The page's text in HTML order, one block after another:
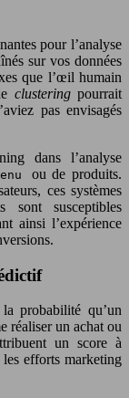
pour l’analyse
sur vos données
que l’œil humain
clustering pourrait
pas envisagés
dans l’analyse
ou de produits.
ces systèmes
sont susceptibles
ainsi l’expérience
probabilité qu’un
réaliser un achat ou
un score à
efforts marketing